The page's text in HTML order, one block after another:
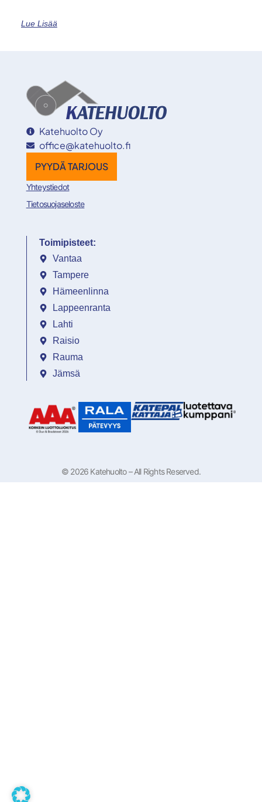
Lue Lisää
Katehuolto Oy
office@katehuolto.fi
PYYDÄ TARJOUS
Yhteystiedot
Tietosuojaseloste
Toimipisteet:
Vantaa
Tampere
Hämeenlinna
Lappeenranta
Lahti
Raisio
Rauma
Jämsä
© 2026 Katehuolto – All Rights Reserved.